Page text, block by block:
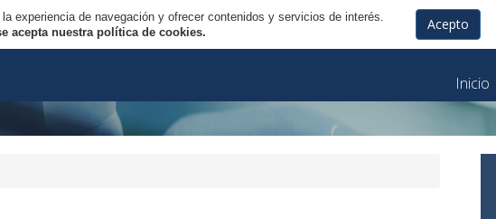
experiencia de navegación y ofrecer contenidos y servicios de interés.
acepta nuestra política de cookies.
Acepto
Inicio